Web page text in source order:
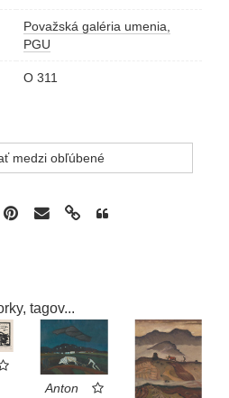
Považská galéria umenia,
PGU
O 311
medzi obľúbené
tagov...
Anton